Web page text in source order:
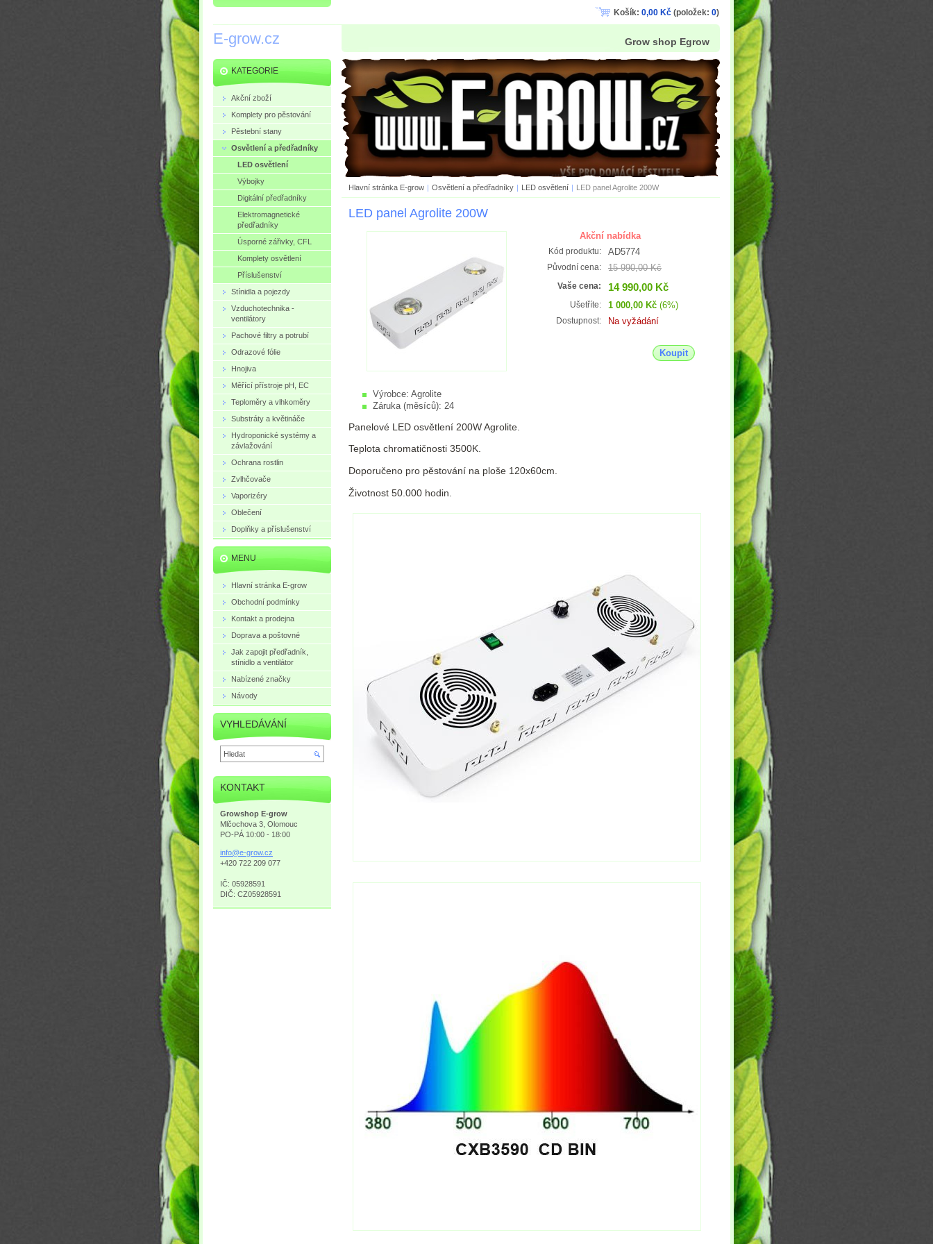
E-grow.cz Grow shop Egrow
Hlavní stránka E-grow | Osvětlení a předřadníky | LED osvětlení | LED panel Agrolite 200W
LED panel Agrolite 200W
Výrobce: Agrolite
Záruka (měsíců): 24
Akční nabídka
Kód produktu: AD5774
Původní cena: 15 990,00 Kč
Vaše cena: 14 990,00 Kč
Ušetříte: 1 000,00 Kč (6%)
Dostupnost: Na vyžádání
Koupit
Panelové LED osvětlení 200W Agrolite.
Teplota chromatičnosti 3500K.
Doporučeno pro pěstování na ploše 120x60cm.
Životnost 50.000 hodin.
KATEGORIE
Akční zboží
Komplety pro pěstování
Pěstební stany
Osvětlení a předřadníky
LED osvětlení
Výbojky
Digitální předřadníky
Elektromagnetické
předřadníky
Úsporné zářivky, CFL
Komplety osvětlení
Příslušenství
Stínidla a pojezdy
Vzduchotechnika -
ventilátory
Pachové filtry a potrubí
Odrazové fólie
Hnojiva
Měřící přístroje pH, EC
Teploměry a vlhkoměry
Substráty a květináče
Hydroponické systémy a
závlažování
Ochrana rostlin
Zvlhčovače
Vaporizéry
Oblečení
Doplňky a příslušenství
MENU
Hlavní stránka E-grow
Obchodní podmínky
Kontakt a prodejna
Doprava a poštovné
Jak zapojit předřadník,
stínidlo a ventilátor
Nabízené značky
Návody
VYHLEDÁVÁNÍ
KONTAKT
Growshop E-grow
Mlčochova 3, Olomouc
PO-PÁ 10:00 - 18:00
info@e-grow.cz
+420 722 209 077
IČ: 05928591
DIČ: CZ05928591
Košík: 0,00 Kč (položek: 0)